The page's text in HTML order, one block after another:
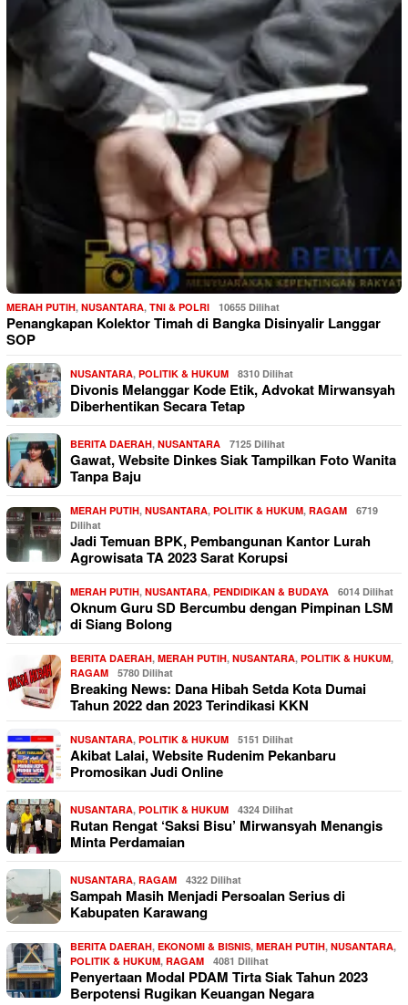
MERAH PUTIH, NUSANTARA, TNI & POLRI 10655 Dilihat
Penangkapan Kolektor Timah di Bangka Disinyalir Langgar
SOP
NUSANTARA, POLITIK & HUKUM 8310 Dilihat
Divonis Melanggar Kode Etik, Advokat Mirwansyah
Diberhentikan Secara Tetap
BERITA DAERAH, NUSANTARA 7125 Dilihat
Gawat, Website Dinkes Siak Tampilkan Foto Wanita
Tanpa Baju
MERAH PUTIH, NUSANTARA, POLITIK & HUKUM, RAGAM
6719
Dilihat
Jadi Temuan BPK, Pembangunan Kantor Lurah
Agrowisata TA 2023 Sarat Korupsi
MERAH PUTIH, NUSANTARA, PENDIDIKAN & BUDAYA 6014 Dilihat
Oknum Guru SD Bercumbu dengan Pimpinan LSM
di Siang Bolong
BERITA DAERAH, MERAH PUTIH, NUSANTARA, POLITIK & HUKUM,
RAGAM
5780 Dilihat
Breaking News: Dana Hibah Setda Kota Dumai
Tahun 2022 dan 2023 Terindikasi KKN
NUSANTARA, POLITIK & HUKUM 5151 Dilihat
Akibat Lalai, Website Rudenim Pekanbaru
Promosikan Judi Online
NUSANTARA, POLITIK & HUKUM 4324 Dilihat
Rutan Rengat ‘Saksi Bisu’ Mirwansyah Menangis
Minta Perdamaian
NUSANTARA, RAGAM 4322 Dilihat
Sampah Masih Menjadi Persoalan Serius di
Kabupaten Karawang
BERITA DAERAH, EKONOMI & BISNIS, MERAH PUTIH, NUSANTARA,
POLITIK & HUKUM, RAGAM 4081 Dilihat
Penyertaan Modal PDAM Tirta Siak Tahun 2023
Berpotensi Rugikan Keuangan Negara